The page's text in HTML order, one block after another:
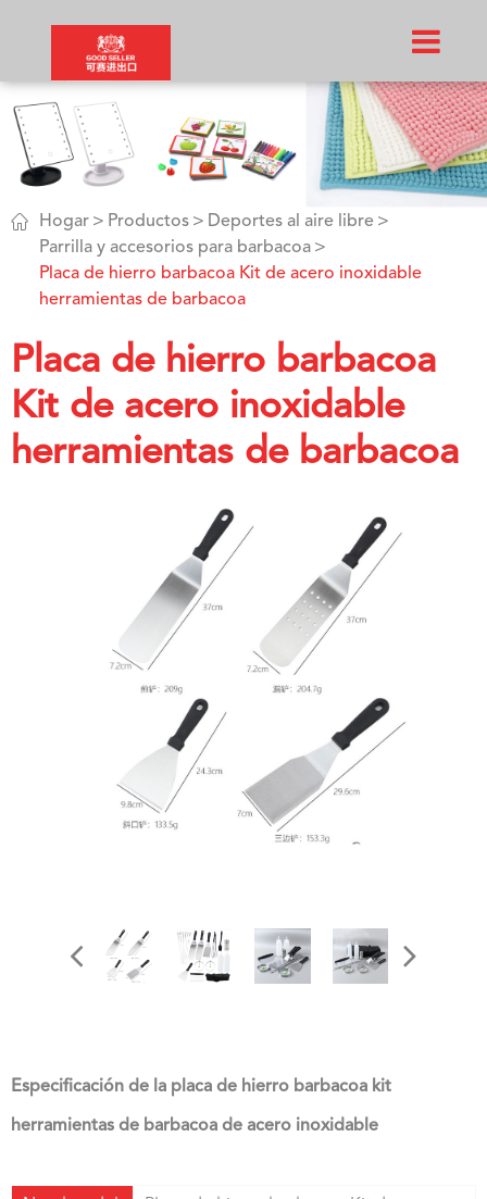
 Hogar Productos
Deportes al aire libre
Parrilla y accesorios para barbacoa
Placa de hierro barbacoa Kit de acero inoxidable
herramientas de barbacoa
Placa de hierro barbacoa
Kit de acero inoxidable
herramientas de barbacoa
Especificación de la placa de hierro barbacoa kit
herramientas de barbacoa de acero inoxidable